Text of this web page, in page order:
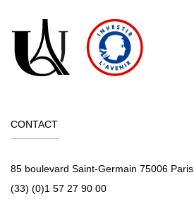
CONTACT
85 boulevard Saint-Germain 75006 Paris
(33) (0)1 57 27 90 00